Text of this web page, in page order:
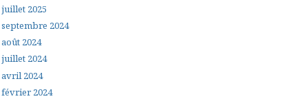
juillet 2025
septembre 2024
août 2024
juillet 2024
avril 2024
février 2024